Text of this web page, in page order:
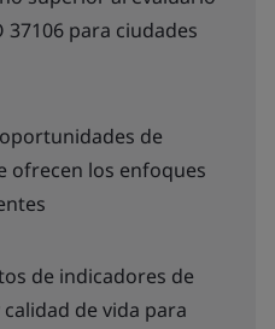
37106 para ciudades
de
ofrecen los enfoques
de indicadores de
de vida para